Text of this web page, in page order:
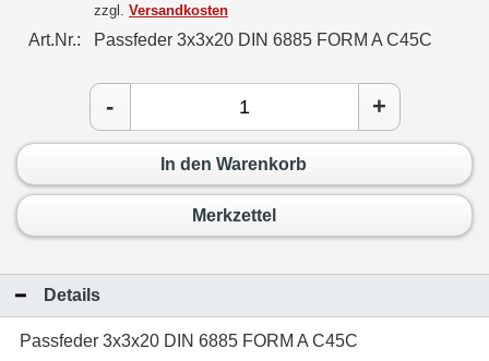
zzgl. Versandkosten
Art.Nr.: Passfeder 3x3x20 DIN 6885 FORM A C45C
- +
In den Warenkorb
Merkzettel
Details
Passfeder 3x3x20 DIN 6885 FORM A C45C